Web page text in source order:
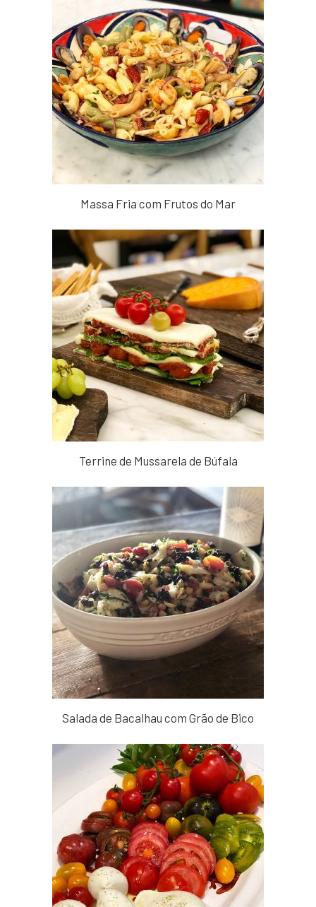
Massa Fria com Frutos do Mar
Terrine de Mussarela de Búfala
Salada de Bacalhau com Grão de Bico